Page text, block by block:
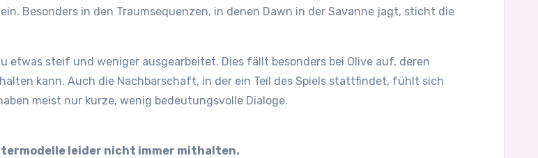
Besonders in den Traumsequenzen, in denen Dawn in der Savanne jagt, sticht die
etwas steif und weniger ausgearbeitet. Dies fällt besonders bei Olive auf, deren
kann. Auch die Nachbarschaft, in der ein Teil des Spiels stattfindet, fühlt sich
meist nur kurze, wenig bedeutungsvolle Dialoge.
leider nicht immer mithalten.